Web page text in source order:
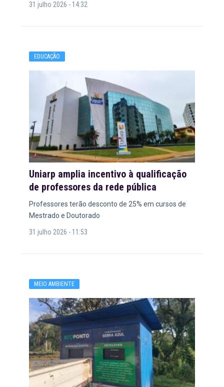
31 julho 2026 - 14:32
EDUCAÇÃO
Uniarp amplia incentivo à qualificação
de professores da rede pública
Professores terão desconto de 25% em cursos de
Mestrado e Doutorado
31 julho 2026 - 11:53
MEIO AMBIENTE